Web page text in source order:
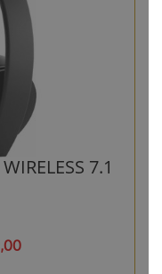
7.1